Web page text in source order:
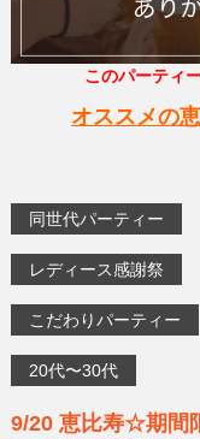
このパーティ
オススメの
同世代パーティー
レディース感謝祭
こだわりパーティー
20代〜30代
9/20 恵比寿☆期間